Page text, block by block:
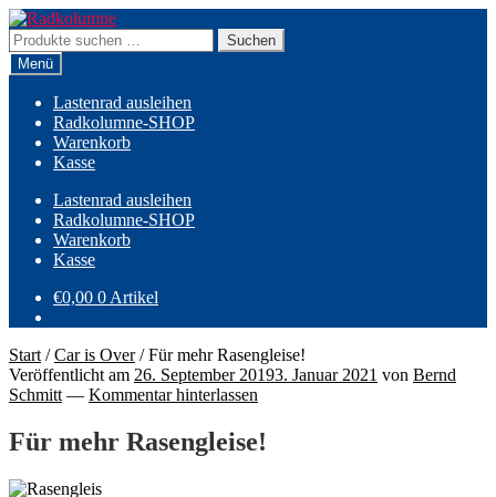
Zur
Navigation
springen
Zum
Inhalt
springen
Suchen
nach:
Suchen
Menü
Lastenrad ausleihen
Radkolumne-SHOP
Warenkorb
Kasse
Lastenrad ausleihen
Radkolumne-SHOP
Warenkorb
Kasse
€0,00 0 Artikel
Start /Car is Over/Für mehr Rasengleise!
Veröffentlicht am 26. September 20193. Januar 2021 von Bernd
Schmitt — Kommentar hinterlassen
Für mehr Rasengleise!